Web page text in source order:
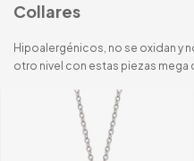
Collares
Hipoalergénicos, no se oxidan y
otro nivel con estas piezas mega